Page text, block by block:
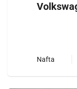
Nafta